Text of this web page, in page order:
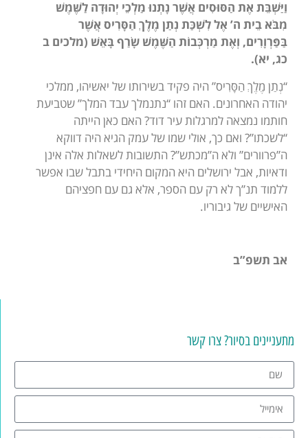
מתעניינים בסיור? צרו קשר
וַיַּשְׁבֵּת אֶת הַסּוּסִים אֲשֶׁר נָתְנוּ מַלְכֵי יְהוּדָה לַשֶּׁמֶשׁ
מִבֹּא בֵית ה’ אֶל לִשְׁכַּת נְתַן מֶלֶךְ הַסָּרִיס אֲשֶׁר
בַּפַּרְוָרִים, וְאֶת מַרְכְּבוֹת הַשֶּׁמֶשׁ שָׂרַף בָּאֵשׁ (מלכים ב
כג, יא).
“נְתַן מֶלֶךְ הַסָּרִיס” היה פקיד בשירותו של יאשיהו, ממלכי
יהודה האחרונים. האם זהו “נתנמלך עבד המלך” שטביעת
חותמו נמצאה למרגלות עיר דוד? האם כאן הייתה
“לשכתו”? ואם כך, אולי שמו של עמק הגיא היה דווקא
ה”פרוורים” ולא ה”מכתש”? התשובות לשאלות אלה אינן
ודאיות, אבל ירושלים היא המקום היחידי בתבל שבו אפשר
ללמוד תנ”ך לא רק עם הספר, אלא גם עם חפציהם
האישיים של גיבוריו.
אב תשפ”ב